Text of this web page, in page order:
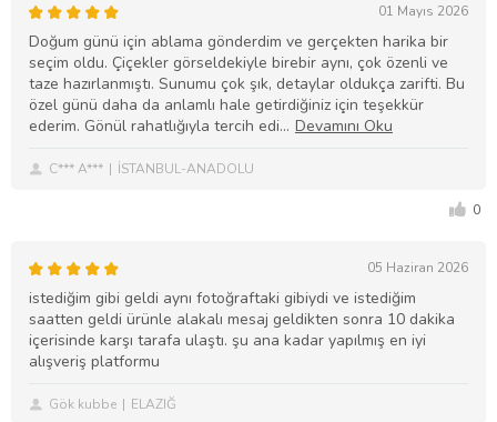
01 Mayıs 2026
Doğum günü için ablama gönderdim ve gerçekten harika bir
seçim oldu. Çiçekler görseldekiyle birebir aynı, çok özenli ve
taze hazırlanmıştı. Sunumu çok şık, detaylar oldukça zarifti. Bu
özel günü daha da anlamlı hale getirdiğiniz için teşekkür
ederim. Gönül rahatlığıyla tercih edi
C*** A*** İSTANBUL-ANADOLU
0
05 Haziran 2026
istediğim gibi geldi aynı fotoğraftaki gibiydi ve istediğim
saatten geldi ürünle alakalı mesaj geldikten sonra 10 dakika
içerisinde karşı tarafa ulaştı. şu ana kadar yapılmış en iyi
alışveriş platformu
Gök kubbe ELAZIĞ